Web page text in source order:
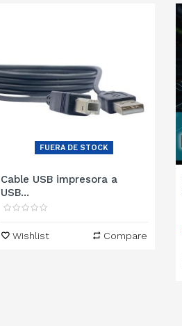
FUERA DE STOCK
Cable USB impresora a
USB...
Wishlist Compare